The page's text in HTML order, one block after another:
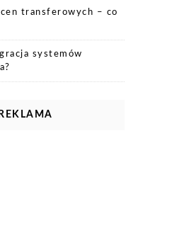
transferowych – co
systemów
REKLAMA